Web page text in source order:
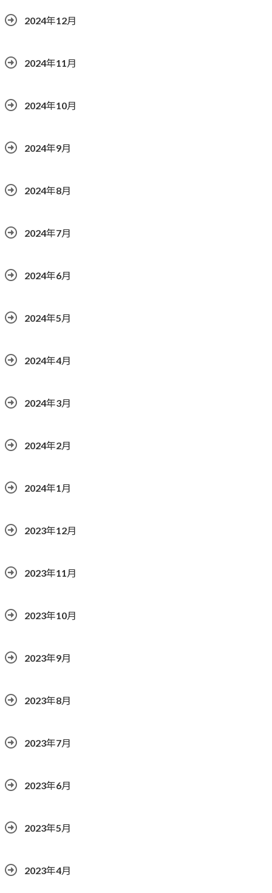
2024年12月
2024年11月
2024年10月
2024年9月
2024年8月
2024年7月
2024年6月
2024年5月
2024年4月
2024年3月
2024年2月
2024年1月
2023年12月
2023年11月
2023年10月
2023年9月
2023年8月
2023年7月
2023年6月
2023年5月
2023年4月